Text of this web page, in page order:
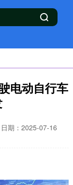
电动自行车
日期：2025-07-16